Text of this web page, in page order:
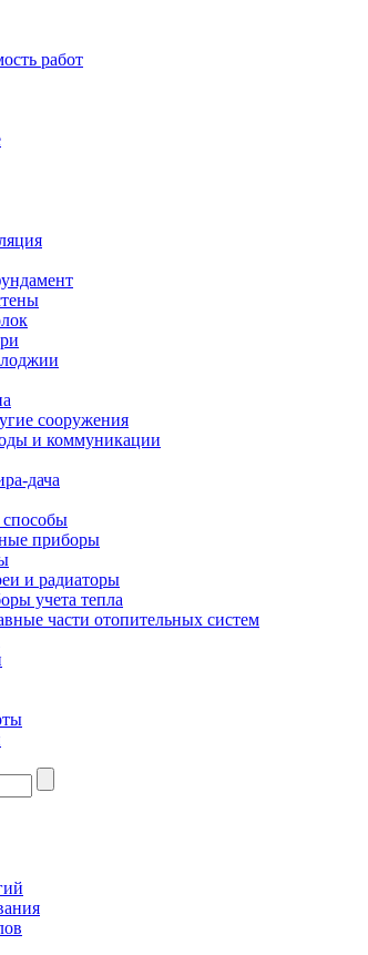
работ
сооружения
и коммуникации
дача
приборы
и радиаторы
учета тепла
части отопительных систем